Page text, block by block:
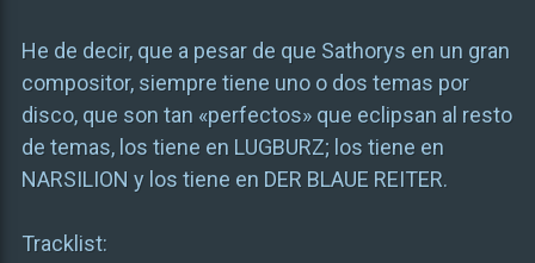
He de decir, que a pesar de que Sathorys en un gran
compositor, siempre tiene uno o dos temas por
disco, que son tan «perfectos» que eclipsan al resto
de temas, los tiene en LUGBURZ; los tiene en
NARSILION y los tiene en DER BLAUE REITER.
Tracklist: